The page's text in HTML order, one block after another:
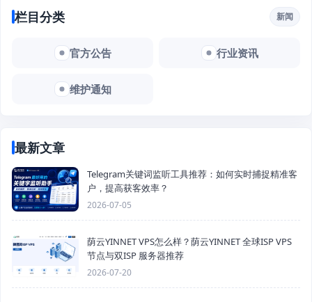
栏目分类 新闻
官方公告 行业资讯
维护通知
最新文章
Telegram关键词监听工具推荐：如何实时捕捉精准客
户，提高获客效率？
2026-07-05
荫云YINNET VPS怎么样？荫云YINNET 全球ISP VPS
节点与双ISP 服务器推荐
2026-07-20